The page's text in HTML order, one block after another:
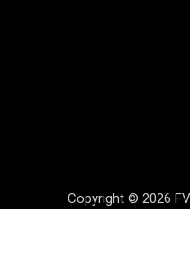
Copyright © 2026